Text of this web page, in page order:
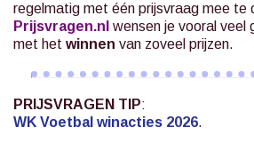
regelmatig met één prijsvraag mee te
Prijsvragen.nl wensen je vooral veel
met het winnen van zoveel prijzen.
PRIJSVRAGEN TIP:
WK Voetbal winacties 2026.